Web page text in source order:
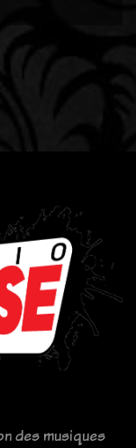
des musiques